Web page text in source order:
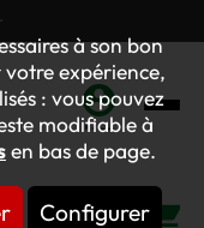
à son bon
expérience,
: vous pouvez
modifiable à
en bas de page.
Configurer
Mon
compte